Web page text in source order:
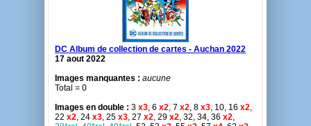
DC Album de collection de cartes - Auchan 2022
17 aout 2022
Images manquantes : aucune
Total = 0
Images en double : 3 x3, 6 x2, 7 x2, 8 x3, 10, 16 x2,
22 x2, 24 x3, 25 x3, 27 x2, 29 x2, 32, 34, 36 x2,